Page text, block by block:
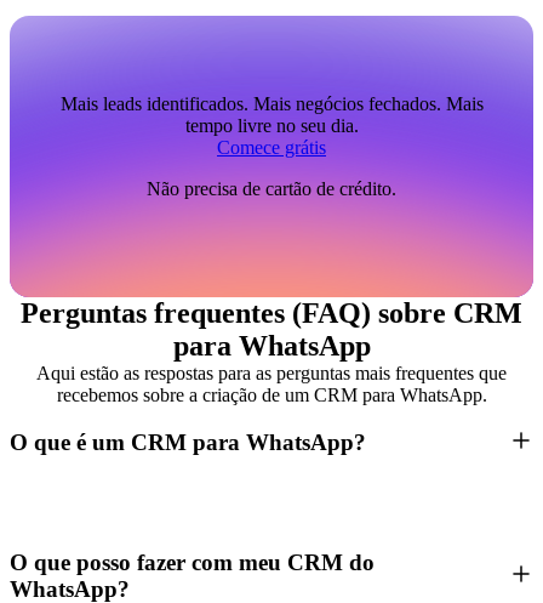
Mais leads identificados. Mais negócios fechados. Mais
tempo livre no seu dia.
Comece grátis
Não precisa de cartão de crédito.
Perguntas frequentes (FAQ) sobre CRM
para WhatsApp
Aqui estão as respostas para as perguntas mais frequentes que
recebemos sobre a criação de um CRM para WhatsApp.
O que é um CRM para WhatsApp?
O que posso fazer com meu CRM do
WhatsApp?